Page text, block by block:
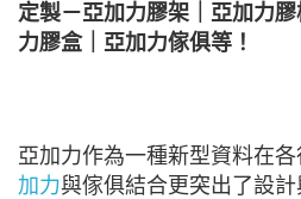
定製－亞加力膠架｜亞加力膠
力膠盒｜亞加力傢俱等！
亞加力作為一種新型資料在
加力與傢俱結合更突出了設